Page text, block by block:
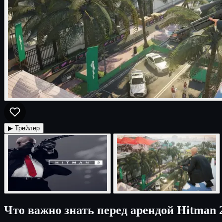
▶ Трейлер
Что важно знать перед арендой Hitman